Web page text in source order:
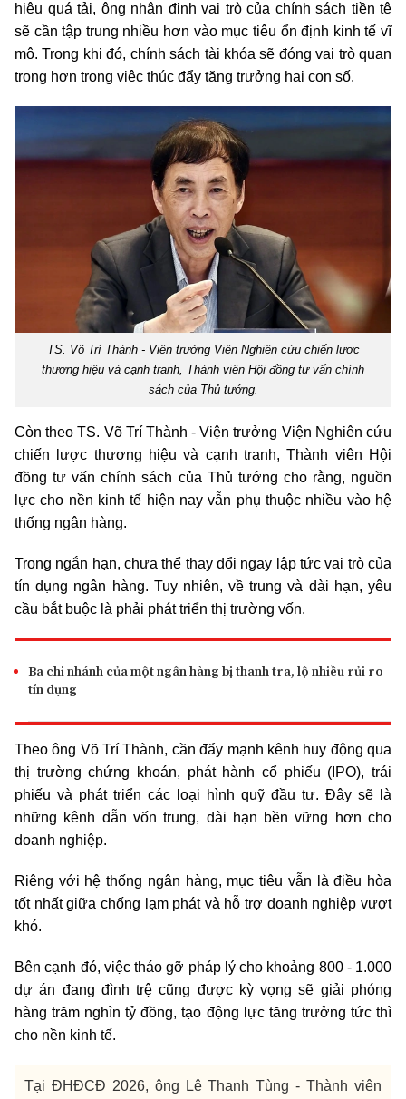
hiệu quá tải, ông nhận định vai trò của chính sách tiền tệ
sẽ cần tập trung nhiều hơn vào mục tiêu ổn định kinh tế vĩ
mô. Trong khi đó, chính sách tài khóa sẽ đóng vai trò quan
trọng hơn trong việc thúc đẩy tăng trưởng hai con số.
TS. Võ Trí Thành - Viện trưởng Viện Nghiên cứu chiến lược
thương hiệu và cạnh tranh, Thành viên Hội đồng tư vấn chính
sách của Thủ tướng.
Còn theo TS. Võ Trí Thành - Viện trưởng Viện Nghiên cứu
chiến lược thương hiệu và cạnh tranh, Thành viên Hội
đồng tư vấn chính sách của Thủ tướng cho rằng, nguồn
lực cho nền kinh tế hiện nay vẫn phụ thuộc nhiều vào hệ
thống ngân hàng.
Trong ngắn hạn, chưa thể thay đổi ngay lập tức vai trò của
tín dụng ngân hàng. Tuy nhiên, về trung và dài hạn, yêu
cầu bắt buộc là phải phát triển thị trường vốn.
Ba chi nhánh của một ngân hàng bị thanh tra, lộ nhiều rủi ro
tín dụng
Theo ông Võ Trí Thành, cần đẩy mạnh kênh huy động qua
thị trường chứng khoán, phát hành cổ phiếu (IPO), trái
phiếu và phát triển các loại hình quỹ đầu tư. Đây sẽ là
những kênh dẫn vốn trung, dài hạn bền vững hơn cho
doanh nghiệp.
Riêng với hệ thống ngân hàng, mục tiêu vẫn là điều hòa
tốt nhất giữa chống lạm phát và hỗ trợ doanh nghiệp vượt
khó.
Bên cạnh đó, việc tháo gỡ pháp lý cho khoảng 800 - 1.000
dự án đang đình trệ cũng được kỳ vọng sẽ giải phóng
hàng trăm nghìn tỷ đồng, tạo động lực tăng trưởng tức thì
cho nền kinh tế.
Tại ĐHĐCĐ 2026, ông Lê Thanh Tùng - Thành viên